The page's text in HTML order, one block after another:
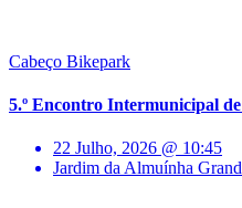
Cabeço Bikepark
5.º Encontro Intermunicipal
22 Julho, 2026 @ 10:45
Jardim da Almuínha